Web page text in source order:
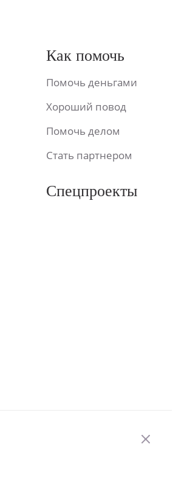
Как помочь
Помочь деньгами
Хороший повод
Помочь делом
Стать партнером
Спецпроекты